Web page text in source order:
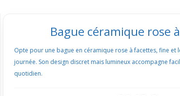
Bague céramique rose
Opte pour une bague en céramique rose à facettes, fine et
journée. Son design discret mais lumineux accompagne
quotidien.